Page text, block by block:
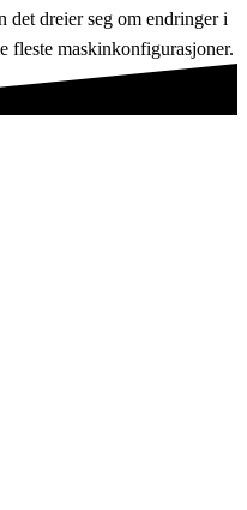
det dreier seg om endringer i
fleste maskinkonfigurasjoner.